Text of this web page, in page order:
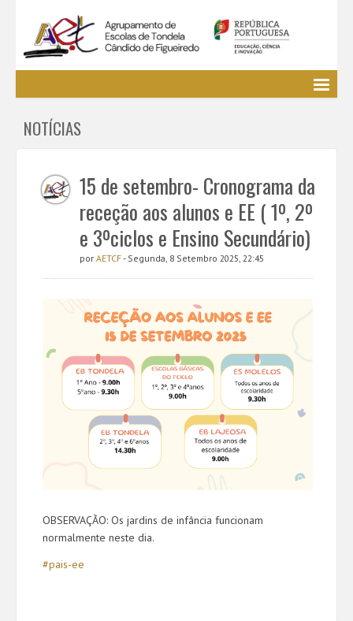
EE / Alunos
Cursos Profissionais
Bibliotecas
Media AETCF
Legislação
NOTÍCIAS
15 de setembro- Cronograma da
receção aos alunos e EE ( 1º, 2º
e 3ºciclos e Ensino Secundário)
por AETCF- Segunda, 8 Setembro 2025, 22:45
OBSERVAÇÃO: Os jardins de infância funcionam
normalmente neste dia.
#pais-ee